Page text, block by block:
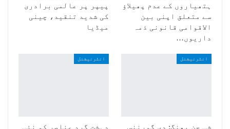
ہتھیاروں کے عدم پھیلاؤ
سے متعلق اپنی بین
الاقوامی قانونی ذمہ
داریوں…
پیپر پر عالمی برادری
کی شدید تنقید، چینی
میڈیا
انٹرنیشنل
شی جن پھنگ: دی گورننس
انٹرنیشنل
دہشت گرد عناصر کو نئی